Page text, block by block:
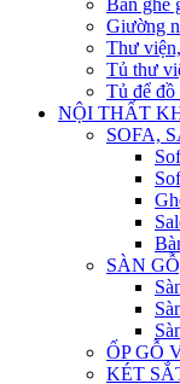
Bàn ghế
Giường
Thư
Tủ thư
Tủ để đồ
NỘI THẤT
SOFA,
SÀN
ỐP GỖ
KÉT